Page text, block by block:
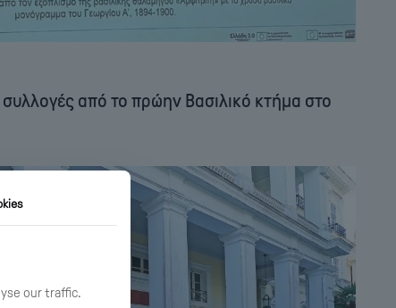
συλλογές από το πρώην Βασιλικό κτήμα στο
our traffic.